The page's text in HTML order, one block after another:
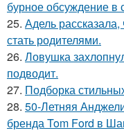
бурное обсуждение в
25. Адель
стать родителями.
26. Ловушка
подводит.
27. Подборка
28. 50-Летняя
бренда Tom Ford в